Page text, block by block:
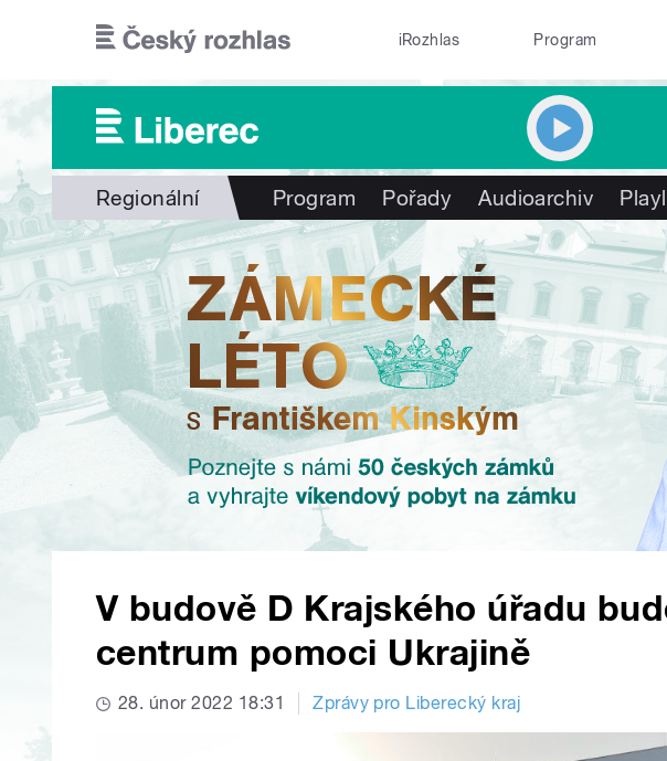
iRozhlas Program
Regionální Program Pořady Audioarchiv
V budově D Krajského úřadu
centrum pomoci Ukrajině
28. únor 2022 18:31 Zprávy pro Liberecký kraj